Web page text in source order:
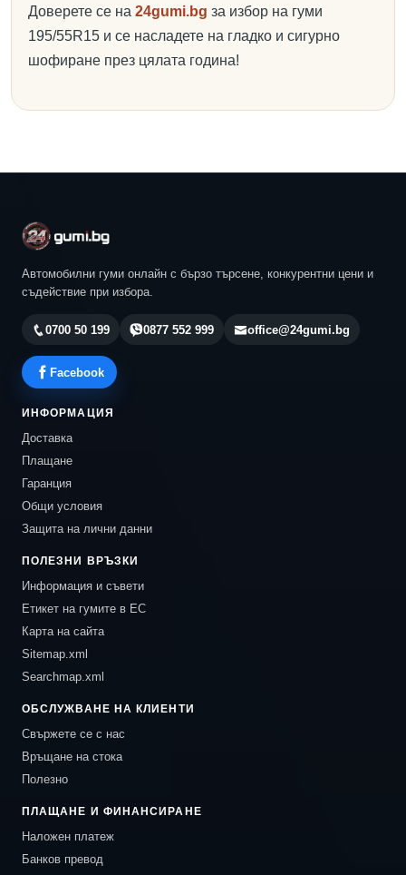
Доверете се на 24gumi.bg за избор на гуми
195/55R15 и се насладете на гладко и сигурно
шофиране през цялата година!
Автомобилни гуми онлайн с бързо търсене, конкурентни цени и
съдействие при избора.
0700 50 199 0877 552 999 office@24gumi.bg
Facebook
ИНФОРМАЦИЯ
Доставка
Плащане
Гаранция
Общи условия
Защита на лични данни
ПОЛЕЗНИ ВРЪЗКИ
Информация и съвети
Етикет на гумите в ЕС
Карта на сайта
Sitemap.xml
Searchmap.xml
ОБСЛУЖВАНЕ НА КЛИЕНТИ
Свържете се с нас
Връщане на стока
Полезно
ПЛАЩАНЕ И ФИНАНСИРАНЕ
Наложен платеж
Банков превод